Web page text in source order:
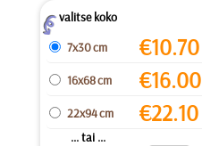
Zvalitse koko
7x30 cm
€10.70
16x68 cm €16.00
22x94 cm €22.10
... tai ...